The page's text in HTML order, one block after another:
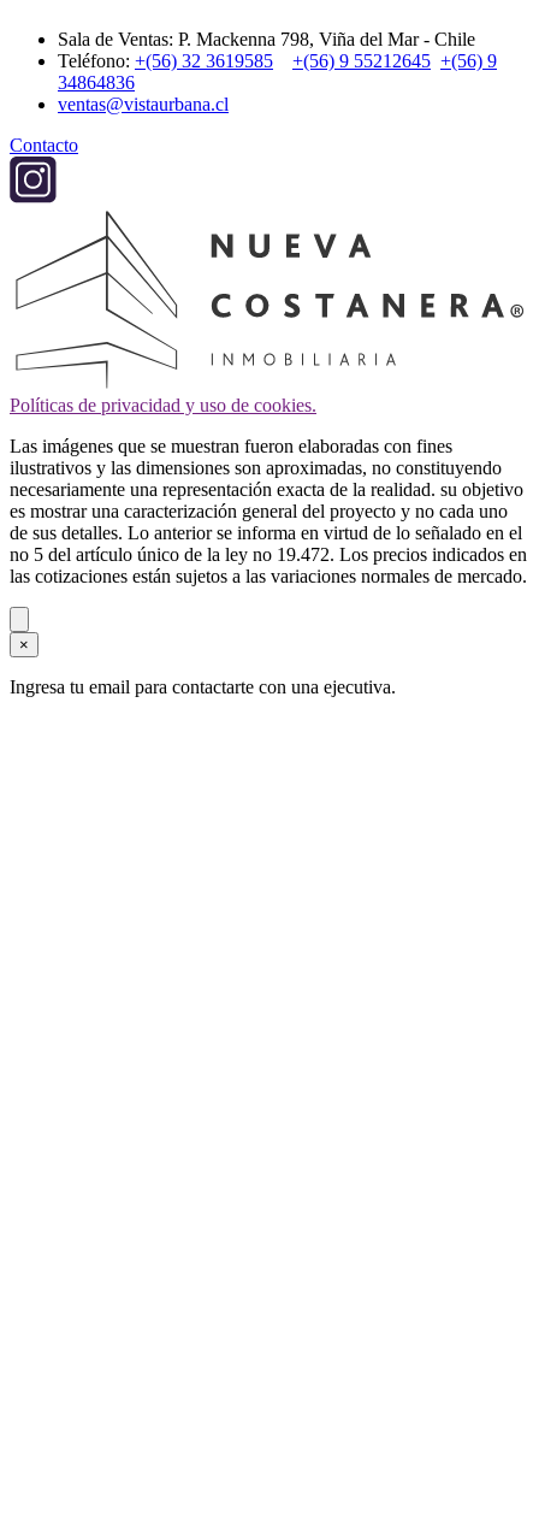
Sala de Ventas: P. Mackenna 798, Viña del Mar - Chile
Teléfono: +(56) 32 3619585 +(56) 9 55212645 +(56) 9
34864836
ventas@vistaurbana.cl
Contacto
Políticas de privacidad y uso de cookies.
Las imágenes que se muestran fueron elaboradas con fines
ilustrativos y las dimensiones son aproximadas, no constituyendo
necesariamente una representación exacta de la realidad. su objetivo
es mostrar una caracterización general del proyecto y no cada uno
de sus detalles. Lo anterior se informa en virtud de lo señalado en el
no 5 del artículo único de la ley no 19.472. Los precios indicados en
las cotizaciones están sujetos a las variaciones normales de mercado.
×
Ingresa tu email para contactarte con una ejecutiva.